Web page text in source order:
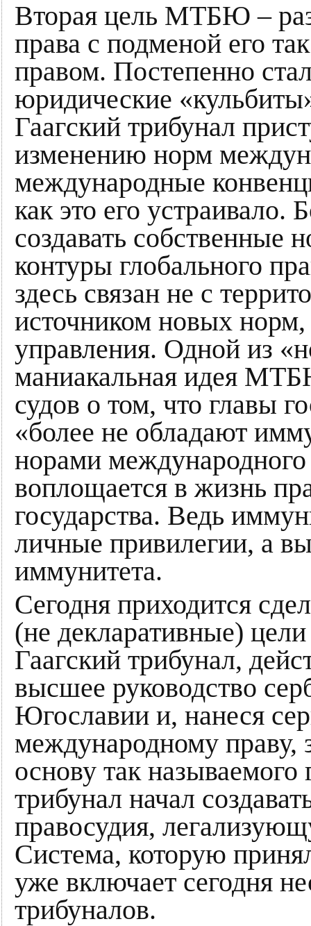
Вторая цель МТБЮ –
права с подменой его
правом. Постепенно
юридические
Гаагский трибунал
изменению норм
международные
как это его устраивало.
создавать собственные
контуры глобального
здесь связан не с
источником новых норм,
управления. Одной из
маниакальная идея
судов о том, что главы
«более не обладают
норами международного
воплощается в жизнь
государства. Ведь
личные привилегии, а
иммунитета.
Сегодня приходится
(не декларативные)
Гаагский трибунал,
высшее руководство
Югославии и, нанеся
международному праву,
основу так называемого
трибунал начал
правосудия,
Система, которую
уже включает сегодня
трибуналов.